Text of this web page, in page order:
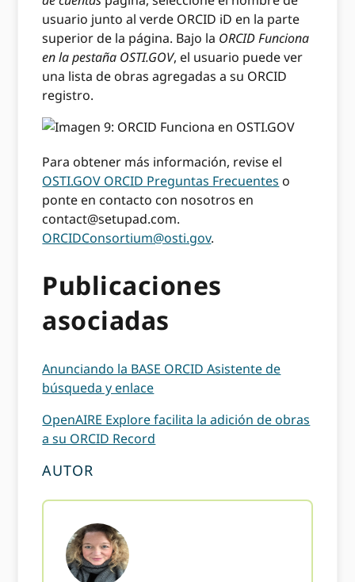
usuario junto al verde ORCID iD en la parte
superior de la página. Bajo la ORCID Funciona
en la pestaña OSTI.GOV, el usuario puede ver
una lista de obras agregadas a su ORCID
registro.
Para obtener más información, revise el
OSTI.GOV ORCID Preguntas Frecuentes o
ponte en contacto con nosotros en
contact@setupad.com.
ORCIDConsortium@osti.gov.
Publicaciones
asociadas
Anunciando la BASE ORCID Asistente de
búsqueda y enlace
OpenAIRE Explore facilita la adición de obras
a su ORCID Record
AUTOR